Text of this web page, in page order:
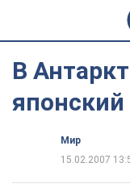
В
японский
Мир
15.02.2007